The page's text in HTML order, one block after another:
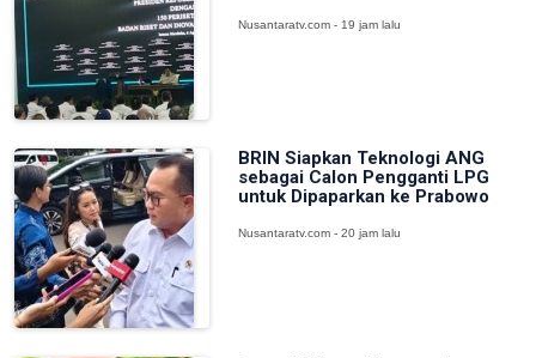
Nusantaratv.com - 19 jam lalu
BRIN Siapkan Teknologi ANG
sebagai Calon Pengganti LPG
untuk Dipaparkan ke Prabowo
Nusantaratv.com - 20 jam lalu